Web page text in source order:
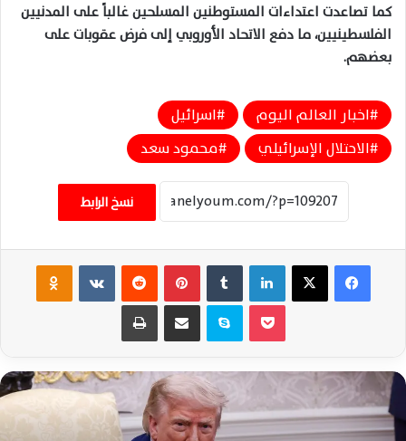
كما تصاعدت اعتداءات المستوطنين المسلحين غالباً على المدنيين
الفلسطينيين، ما دفع الاتحاد الأوروبي إلى فرض عقوبات على
بعضهم.
اخبار العالم اليوم
اسرائيل
الاحتلال الإسرائيلي
محمود سعد
نسخ الرابط
فيسبوك ‫X لينكدإن بينتيريست ‏VKontakte
سكايب مشاركة عبر البريد طباعة